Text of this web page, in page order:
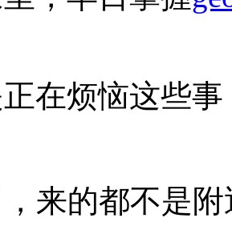
在烦恼这些事
来的都不是